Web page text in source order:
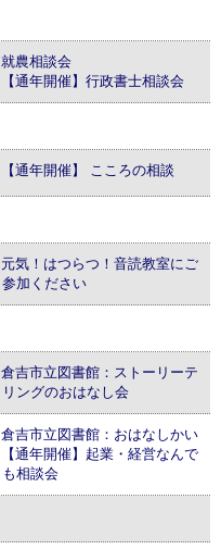
就農相談会
【通年開催】行政書士相談会
【通年開催】 こころの相談
元気！はつらつ！音読教室にご
参加ください
倉吉市立図書館：ストーリーテ
リングのおはなし会
倉吉市立図書館：おはなしかい
【通年開催】起業・経営なんで
も相談会